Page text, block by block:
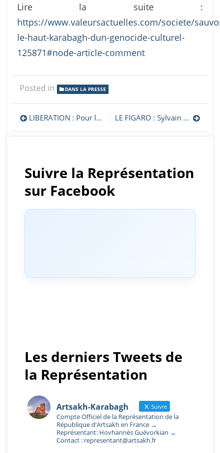
Lire la suite :
https://www.valeursactuelles.com/societe/
le-haut-karabagh-dun-genocide-culturel-
125871#node-article-comment
Posted in DANS LA PRESSE
Navigation
de
LIBERATION : Pour la reconnaissance du Haut-Karabakh LE FIGARO : Sylvain Tesson: «Les Arméniens, un peuple abandonné»
Suivre la Représentation
sur Facebook
Les derniers Tweets de
la Représentation
Artsakh-Karabagh Suivre
Compte Officiel de la Représentation de la
République d'Artsakh en France →
Représentant: Hovhannès Guévorkian →
Contact : representant@artsakh.fr